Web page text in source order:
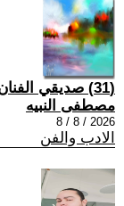
(31) صديقي الفنان.. هل أنت راضٍ عن نفسك؟
مصطفى النبيه
2026 / 8 / 8
الادب والفن